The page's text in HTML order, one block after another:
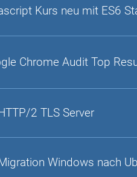
Kurs neu mit ES6
Chrome Audit Top
2 TLS Server
Windows nach